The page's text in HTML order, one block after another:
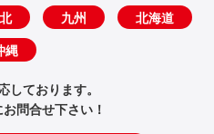
九州 北海道
縄
しております。
問合せ下さい！